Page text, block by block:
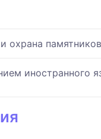
охрана памятников
иностранного